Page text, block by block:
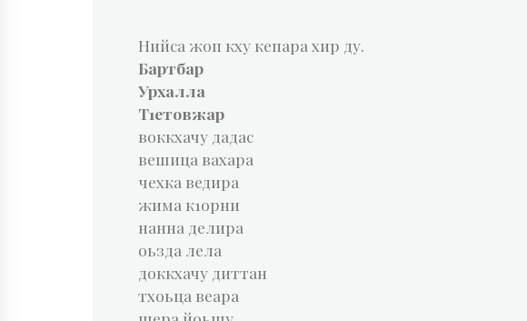
Нийса жоп кху кепара хир ду.
Бартбар
Урхалла
Т1етовжар
воккхачу дадас
вешица вахара
чехка ведира
жима к1орни
нанна делира
оьзда лела
доккхачу диттан
тхоьца веара